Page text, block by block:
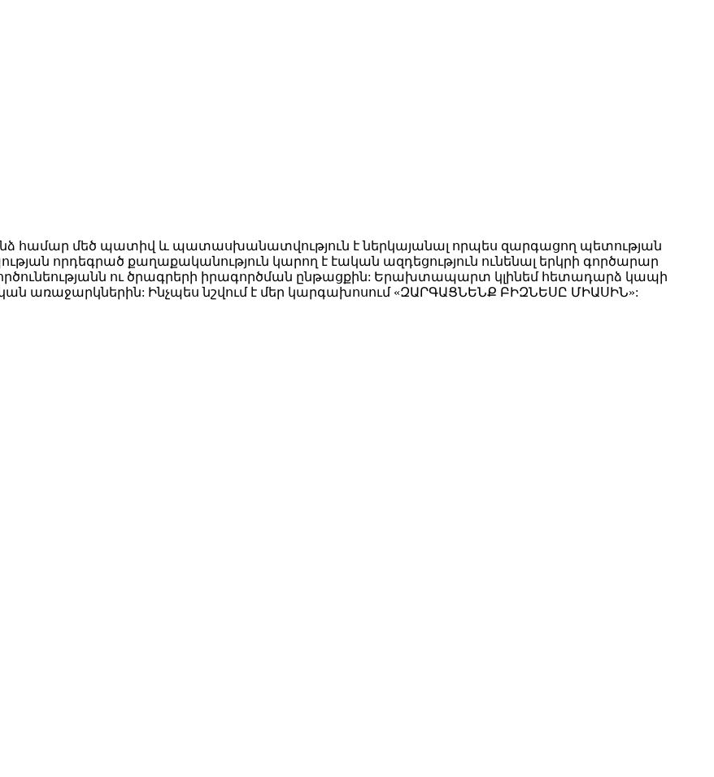
Ինձ համար մեծ պատիվ և պատասխանատվություն է ներկայանալ որպես զարգացող պետության
որդեգրած քաղաքականություն կարող է էական ազդեցություն ունենալ երկրի գործարար
ու ծրագրերի իրագործման ընթացքին: Երախտապարտ կլինեմ հետադարձ կապի
առաջարկներին: Ինչպես նշվում է մեր կարգախոսում «ԶԱՐԳԱՑՆԵՆՔ ԲԻԶՆԵՍԸ ՄԻԱՍԻՆ»: